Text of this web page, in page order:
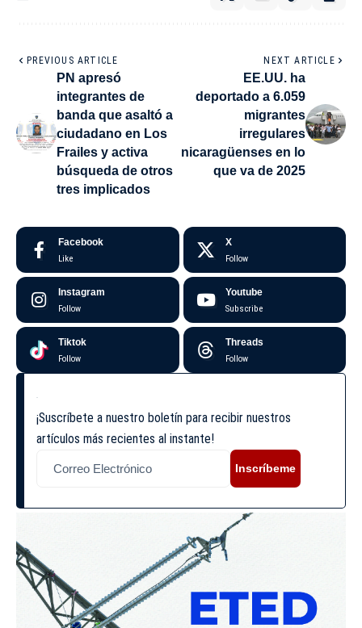
PREVIOUS ARTICLE
PN apresó
integrantes de
banda que asaltó a
ciudadano en Los
Frailes y activa
búsqueda de otros
tres implicados
NEXT ARTICLE
EE.UU. ha
deportado a 6.059
migrantes
irregulares
nicaragüenses en lo
que va de 2025
Facebook
Like
X
Follow
Instagram
Follow
Youtube
Subscribe
Tiktok
Follow
Threads
Follow
¡Suscríbete a nuestro boletín para recibir nuestros
artículos más recientes al instante!
Inscríbeme